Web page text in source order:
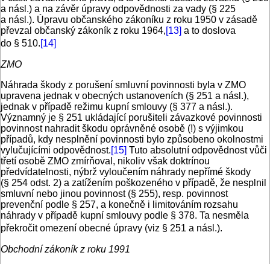
a násl.) a na závěr úpravy odpovědnosti za vady (§ 225
a násl.). Úpravu občanského zákoníku z roku 1950 v zásadě
převzal občanský zákoník z roku 1964,[13] a to doslova
do § 510.[14]
ZMO
Náhrada škody z porušení smluvní povinnosti byla v ZMO
upravena jednak v obecných ustanoveních (§ 251 a násl.),
jednak v případě režimu kupní smlouvy (§ 377 a násl.).
Významný je § 251 ukládající porušiteli závazkové povinnosti
povinnost nahradit škodu oprávněné osobě (!) s výjimkou
případů, kdy nesplnění povinnosti bylo způsobeno okolnostmi
vylučujícími odpovědnost.[15] Tuto absolutní odpovědnost vůči
třetí osobě ZMO zmírňoval, nikoliv však doktrínou
předvídatelnosti, nýbrž vyloučením náhrady nepřímé škody
(§ 254 odst. 2) a zatížením poškozeného v případě, že nesplnil
smluvní nebo jinou povinnost (§ 255), resp. povinnost
prevenční podle § 257, a konečně i limitováním rozsahu
náhrady v případě kupní smlouvy podle § 378. Ta nesměla
překročit omezení obecné úpravy (viz § 251 a násl.).
Obchodní zákoník z roku 1991